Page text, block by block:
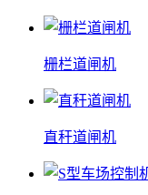
栅栏道闸机
直秆道闸机